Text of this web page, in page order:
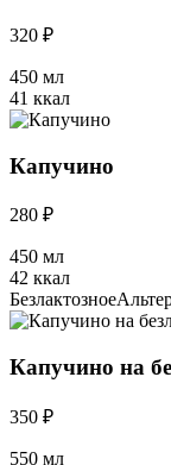
320 ₽
450 мл
41 ккал
Капучино
280 ₽
450 мл
42 ккал
Безлактозное
Капучино на
350 ₽
550 мл